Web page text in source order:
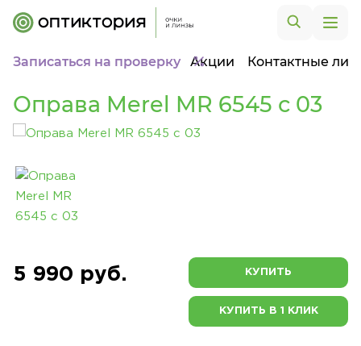
Записаться на проверку Акции Контактные
Оправа Merel MR 6545 с 03
5 990 руб. КУПИТЬ
КУПИТЬ В 1 КЛИК